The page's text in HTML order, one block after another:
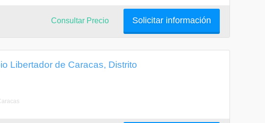
Solicitar información
Consultar Precio
Libertador de Caracas, Distrito